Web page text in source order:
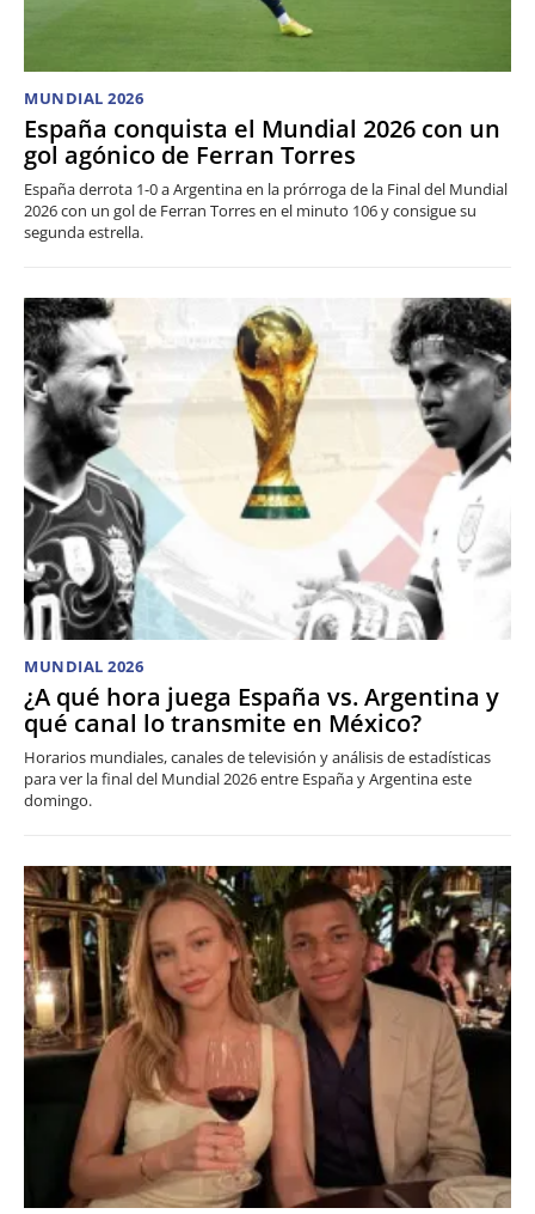
MUNDIAL 2026
España conquista el Mundial 2026 con un
gol agónico de Ferran Torres
España derrota 1-0 a Argentina en la prórroga de la Final del Mundial
2026 con un gol de Ferran Torres en el minuto 106 y consigue su
segunda estrella.
MUNDIAL 2026
¿A qué hora juega España vs. Argentina y
qué canal lo transmite en México?
Horarios mundiales, canales de televisión y análisis de estadísticas
para ver la final del Mundial 2026 entre España y Argentina este
domingo.